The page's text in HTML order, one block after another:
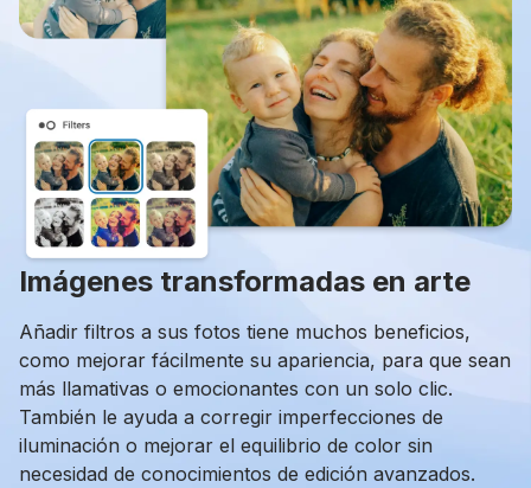
Imágenes transformadas en arte
Añadir filtros a sus fotos tiene muchos beneficios,
como mejorar fácilmente su apariencia, para que sean
más llamativas o emocionantes con un solo clic.
También le ayuda a corregir imperfecciones de
iluminación o mejorar el equilibrio de color sin
necesidad de conocimientos de edición avanzados.